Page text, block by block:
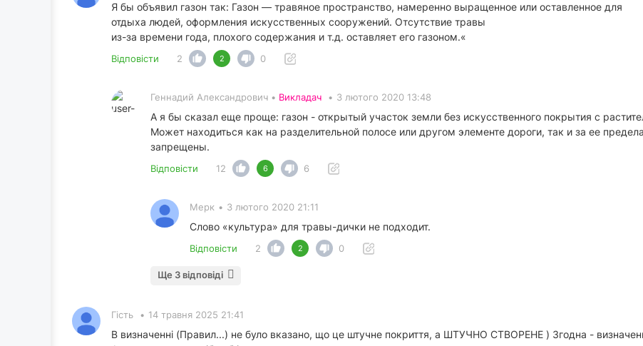
Я бы объявил газон так: Газон — травяное пространство, намеренно выращенное или оставленное для
отдыха людей, оформления искусственных сооружений. Отсутствие травы
из-за времени года, плохого содержания и т.д. оставляет его газоном.«
Відповісти 2 2 0
Геннадий Александрович • Викладач • 3 лютого 2020 13:48
А я бы сказал еще проще: газон - открытый участок земли без искусственного покрытия с
Может находиться как на разделительной полосе или другом элементе дороги, так и за ее
запрещены.
Відповісти 12 6 6
Мерк • 3 лютого 2020 21:11
Слово «культура» для травы-дички не подходит.
Відповісти 2 2 0
Ще 3 відповіді
Гість • 14 травня 2025 21:41
В визначенні (Правил...) не було вказано, що це штучне покриття, а ШТУЧНО СТВОРЕНЕ ) Згодна -